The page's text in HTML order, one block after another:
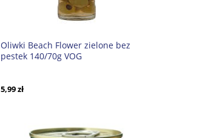
Oliwki Beach Flower zielone bez
pestek 140/70g VOG
5,99 zł